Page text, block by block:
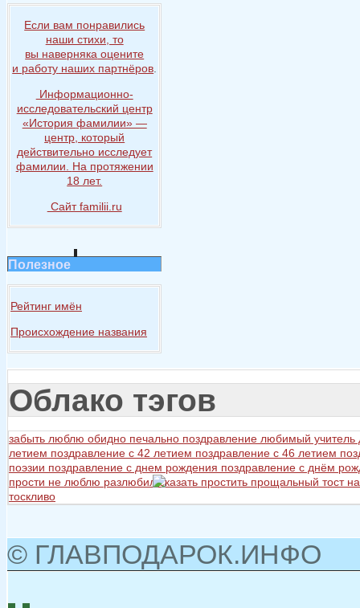
Если вам понравились
наши стихи, то
вы наверняка оцените
и работу наших партнёров.
Информационно-
исследовательский центр
«История фамилии» —
центр, который
действительно исследует
фамилии. На протяжении
18 лет.
Сайт familii.ru
Полезное
Рейтинг имён
Происхождение названия
Облако тэгов
забыть люблю обидно печально поздравление любимый учитель
летием поздравление с 42 летием поздравление с 46 летием
поэзии поздравление с днем рождения поздравление с днём
прости не люблю разлюбил сказать простить прощальный тост
тоскливо
© ГЛАВПОДАРОК.ИНФО